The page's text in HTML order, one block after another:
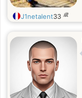
J1netalent33 歳